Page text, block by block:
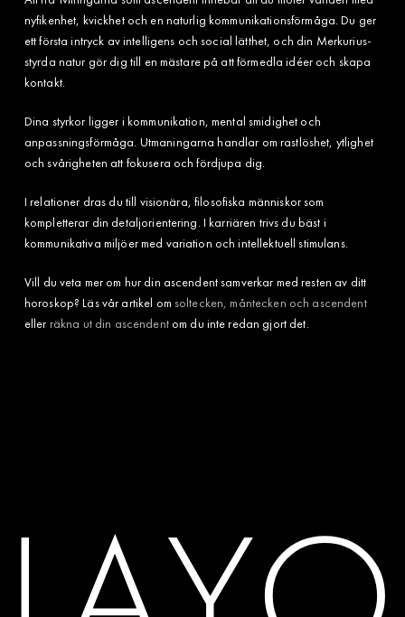
nyfikenhet, kvickhet och en naturlig kommunikationsförmåga. Du ger
ett första intryck av intelligens och social lätthet, och din Merkurius-
styrda natur gör dig till en mästare på att förmedla idéer och skapa
kontakt.
Dina styrkor ligger i kommunikation, mental smidighet och
anpassningsförmåga. Utmaningarna handlar om rastlöshet, ytlighet
och svårigheten att fokusera och fördjupa dig.
I relationer dras du till visionära, filosofiska människor som
kompletterar din detaljorientering. I karriären trivs du bäst i
kommunikativa miljöer med variation och intellektuell stimulans.
Vill du veta mer om hur din ascendent samverkar med resten av ditt
horoskop? Läs vår artikel om soltecken, måntecken och ascendent
eller räkna ut din ascendentom du inte redan gjort det.